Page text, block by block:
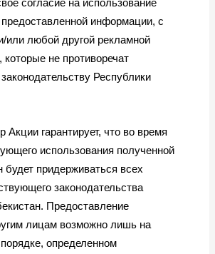
согласие на использование
информации, с
или любой другой рекламной
которые не противоречат
Республики
Акции гарантирует, что во время
использования полученной
придерживаться всех
законодательства
Предоставление
лицам возможно лишь на
определенном